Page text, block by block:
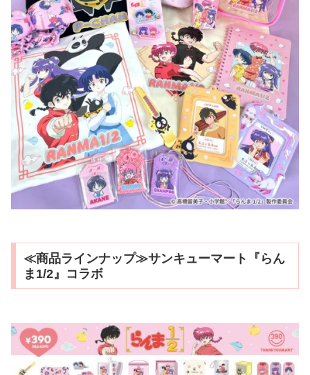
≪商品ラインナップ≫サンキューマート『らん
ま1/2』コラボ